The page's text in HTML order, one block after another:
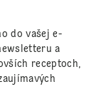
do vašej e-
a
receptoch,